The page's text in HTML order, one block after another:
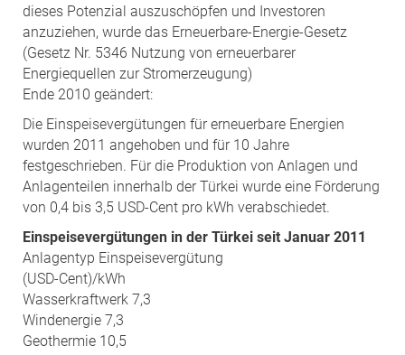
dieses Potenzial auszuschöpfen und Investoren
anzuziehen, wurde das Erneuerbare-Energie-Gesetz
(Gesetz Nr. 5346 Nutzung von erneuerbarer
Energiequellen zur Stromerzeugung)
Ende 2010 geändert:
Die Einspeisevergütungen für erneuerbare Energien
wurden 2011 angehoben und für 10 Jahre
festgeschrieben. Für die Produktion von Anlagen und
Anlagenteilen innerhalb der Türkei wurde eine Förderung
von 0,4 bis 3,5 USD-Cent pro kWh verabschiedet.
Einspeisevergütungen in der Türkei seit Januar 2011
Anlagentyp Einspeisevergütung
(USD-Cent)/kWh
Wasserkraftwerk 7,3
Windenergie 7,3
Geothermie 10,5